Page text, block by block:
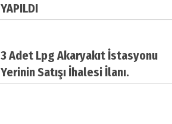
YAPILDI
3 Adet Lpg Akaryakıt İstasyonu
Yerinin Satışı İhalesi İlanı.